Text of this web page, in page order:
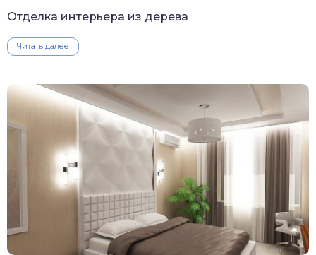
Отделка интерьера из дерева
Читать далее